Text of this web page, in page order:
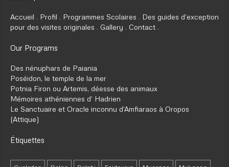
Accueil Profil Programmes Scolaires
Des guides d’exception
pour des visites originales
Gallery Contact
Our Programs
Des nénuphars de Paiania
Poséidon, le temple de la mer
Potnia Firon ou Artemis, déesse des animaux
Mémoires athéniennes d’ Hadrien
Le Sanctuaire et Oracle inconnu d’Amfiaraos à Oropos
(Attique)
Étiquettes